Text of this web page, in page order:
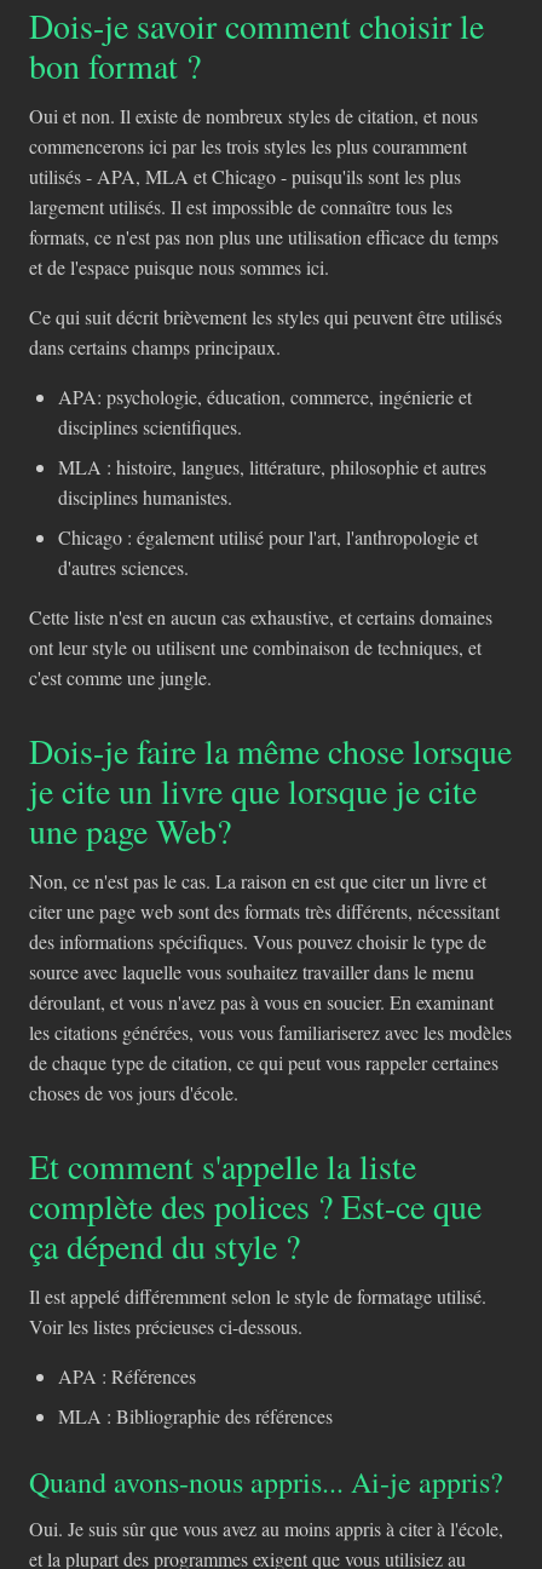
Dois-je savoir comment choisir le
bon format ?
Oui et non. Il existe de nombreux styles de citation, et nous
commencerons ici par les trois styles les plus couramment
utilisés - APA, MLA et Chicago - puisqu'ils sont les plus
largement utilisés. Il est impossible de connaître tous les
formats, ce n'est pas non plus une utilisation efficace du temps
et de l'espace puisque nous sommes ici.
Ce qui suit décrit brièvement les styles qui peuvent être utilisés
dans certains champs principaux.
APA: psychologie, éducation, commerce, ingénierie et
disciplines scientifiques.
MLA : histoire, langues, littérature, philosophie et autres
disciplines humanistes.
Chicago : également utilisé pour l'art, l'anthropologie et
d'autres sciences.
Cette liste n'est en aucun cas exhaustive, et certains domaines
ont leur style ou utilisent une combinaison de techniques, et
c'est comme une jungle.
Dois-je faire la même chose lorsque
je cite un livre que lorsque je cite
une page Web?
Non, ce n'est pas le cas. La raison en est que citer un livre et
citer une page web sont des formats très différents, nécessitant
des informations spécifiques. Vous pouvez choisir le type de
source avec laquelle vous souhaitez travailler dans le menu
déroulant, et vous n'avez pas à vous en soucier. En examinant
les citations générées, vous vous familiariserez avec les modèles
de chaque type de citation, ce qui peut vous rappeler certaines
choses de vos jours d'école.
Et comment s'appelle la liste
complète des polices ? Est-ce que
ça dépend du style ?
Il est appelé différemment selon le style de formatage utilisé.
Voir les listes précieuses ci-dessous.
APA : Références
MLA : Bibliographie des références
Quand avons-nous appris... Ai-je appris?
Oui. Je suis sûr que vous avez au moins appris à citer à l'école,
et la plupart des programmes exigent que vous utilisiez au